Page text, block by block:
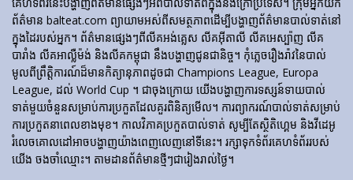
ព័ត៌មាន balteat.com ព្យាយាមអស់ពីសមត្ថភាពដើម្បីបង្ហាញព័ត៌មានបាល់ទាត់នៅ
ក្នុងដៃរបស់អ្នក។ ព័ត៌មានផ្សេងៗពីលីគអង់គ្លេស លីគអ៊ីតាលី លីគអេស្ប៉ាញ លីគ
បារាំង លីគអាល្លឺម៉ង់ និងលីគកម្ពុជា នឹងបង្ហាញជូនជានិច្ច។ កុំភ្លេចរឿងរ៉ាវនៃបាល់
មូលពីព្រឹត្តិការណ៍ដ៏មានកិត្យានុភាពដូចជា Champions League, Europa
League, ដល់ World Cup ។ ជាចុងក្រោយ យើងបង្ហាញការទស្សន៍ទាយបាល់
ទាត់មួយចំនួនសម្រាប់ការប្រកួតដែលគួរពិនិត្យមើល។ ការព្យាករណ៍បាល់ទាត់សម្រាប់
ការប្រកួតនាពេលខាងមុខ។ កាលវិភាគប្រកួតបាល់ទាត់ សូម្បីតែស្ថិតិហ្គេម និងវីដេអូ
រំលេចគោលដៅអាចបង្ហាញយ៉ាងពេញលេញនៅទីនេះ។ រក្សាទុកទំព័រគេហទំព័ររបស់
យើង ចងចាំឈ្មោះ។ តាមដានព័ត៌មានថ្មីៗជារៀងរាល់ថ្ងៃ។